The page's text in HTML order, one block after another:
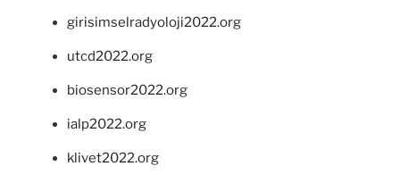
girisimselradyoloji2022.org
utcd2022.org
biosensor2022.org
ialp2022.org
klivet2022.org